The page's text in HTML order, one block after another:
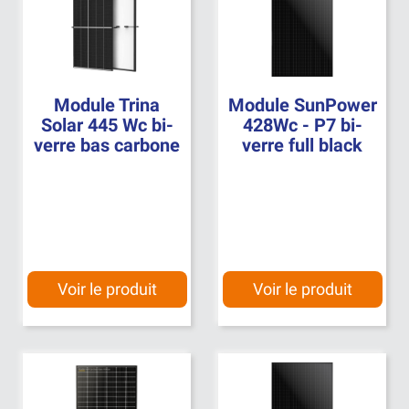
Module Trina
Solar 445 Wc bi-
verre bas carbone
Voir le produit
Module SunPower
428Wc - P7 bi-
verre full black
Voir le produit